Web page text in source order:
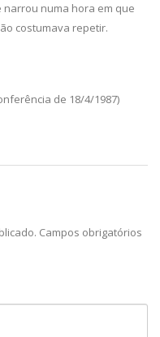
narrou numa hora em que
costumava repetir.
de 18/4/1987)
Campos obrigatórios